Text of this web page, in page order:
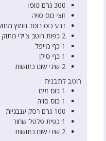
300 גרם טופו
חצי כוס סויה
רבע כוס רוטב חמוץ
2 כפות רוטב צ'ילי מתוק
1 כף מייפל
1 כף סילן
2 שיני שום כתושות
רוטב לתבנית
1 כוס מים
1 כוס סויה
100 גרם רסק עגבניות
1 כפית פלפל שחור
2 שיני שום כתושות